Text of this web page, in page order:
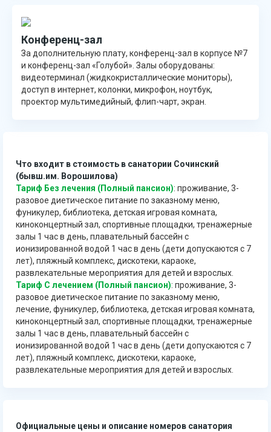
Конференц-зал
За дополнительную плату, конференц-зал в корпусе №7
и конференц-зал «Голубой». Залы оборудованы:
видеотерминал (жидкокристаллические мониторы),
доступ в интернет, колонки, микрофон, ноутбук,
проектор мультимедийный, флип-чарт, экран.
Что входит в стоимость в санатории Сочинский
(бывш.им. Ворошилова)
Тариф Без лечения (Полный пансион): проживание, 3-
разовое диетическое питание по заказному меню,
фуникулер, библиотека, детская игровая комната,
киноконцертный зал, спортивные площадки, тренажерные
залы 1 час в день, плавательный бассейн с
ионизированной водой 1 час в день (дети допускаются с 7
лет), пляжный комплекс, дискотеки, караоке,
развлекательные мероприятия для детей и взрослых.
Тариф С лечением (Полный пансион): проживание, 3-
разовое диетическое питание по заказному меню,
лечение, фуникулер, библиотека, детская игровая комната,
киноконцертный зал, спортивные площадки, тренажерные
залы 1 час в день, плавательный бассейн с
ионизированной водой 1 час в день (дети допускаются с 7
лет), пляжный комплекс, дискотеки, караоке,
развлекательные мероприятия для детей и взрослых.
Официальные цены и описание номеров санатория